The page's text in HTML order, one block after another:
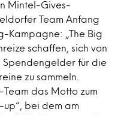
Mintel-Gives-
Team Anfang
Kampagne: „The Big
schaffen, sich von
Spendengelder für die
zu sammeln.
das Motto zum
up“, bei dem am